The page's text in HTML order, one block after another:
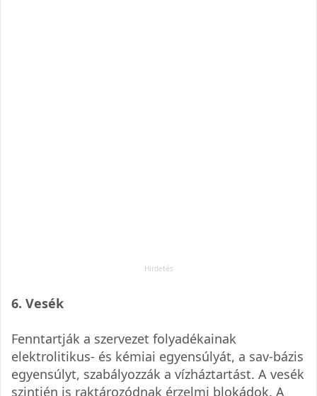
6. Vesék
Fenntartják a szervezet folyadékainak
elektrolitikus- és kémiai egyensúlyát, a sav-bázis
egyensúlyt, szabályozzák a vízháztartást. A vesék
szintjén is raktározódnak érzelmi blokádok. A